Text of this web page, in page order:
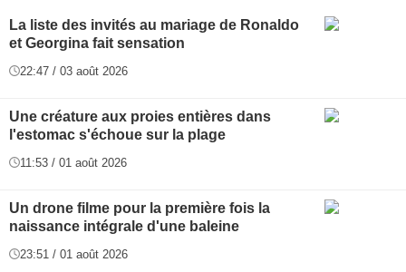
La liste des invités au mariage de Ronaldo
et Georgina fait sensation
22:47 / 03 août 2026
Une créature aux proies entières dans
l'estomac s'échoue sur la plage
11:53 / 01 août 2026
Un drone filme pour la première fois la
naissance intégrale d'une baleine
23:51 / 01 août 2026